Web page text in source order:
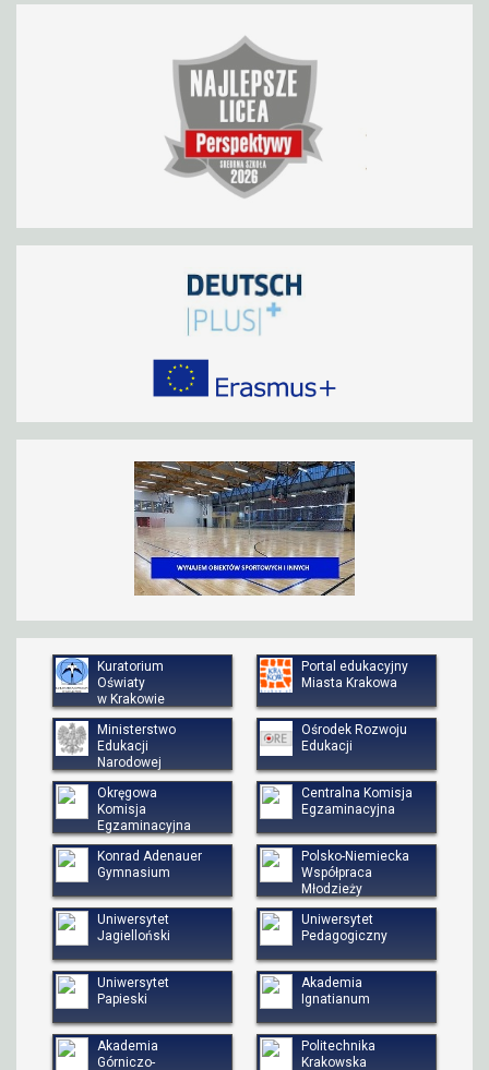
Kuratorium
Oświaty
w Krakowie
Portal edukacyjny
Miasta Krakowa
Ministerstwo
Edukacji
Narodowej
Ośrodek Rozwoju
Edukacji
Okręgowa
Komisja
Egzaminacyjna
Centralna Komisja
Egzaminacyjna
Konrad Adenauer
Gymnasium
Polsko-Niemiecka
Współpraca
Młodzieży
Uniwersytet
Jagielloński
Uniwersytet
Pedagogiczny
Uniwersytet
Papieski
Akademia
Ignatianum
Akademia
Górniczo-
Politechnika
Krakowska